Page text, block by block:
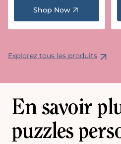
Shop Now
Explorez tous les produits
En savoir
puzzles